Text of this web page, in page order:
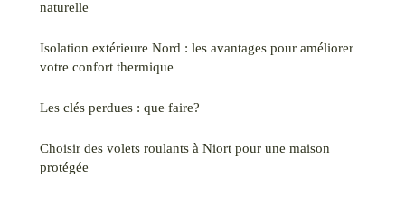
naturelle
Isolation extérieure Nord : les avantages pour améliorer
votre confort thermique
Les clés perdues : que faire?
Choisir des volets roulants à Niort pour une maison
protégée